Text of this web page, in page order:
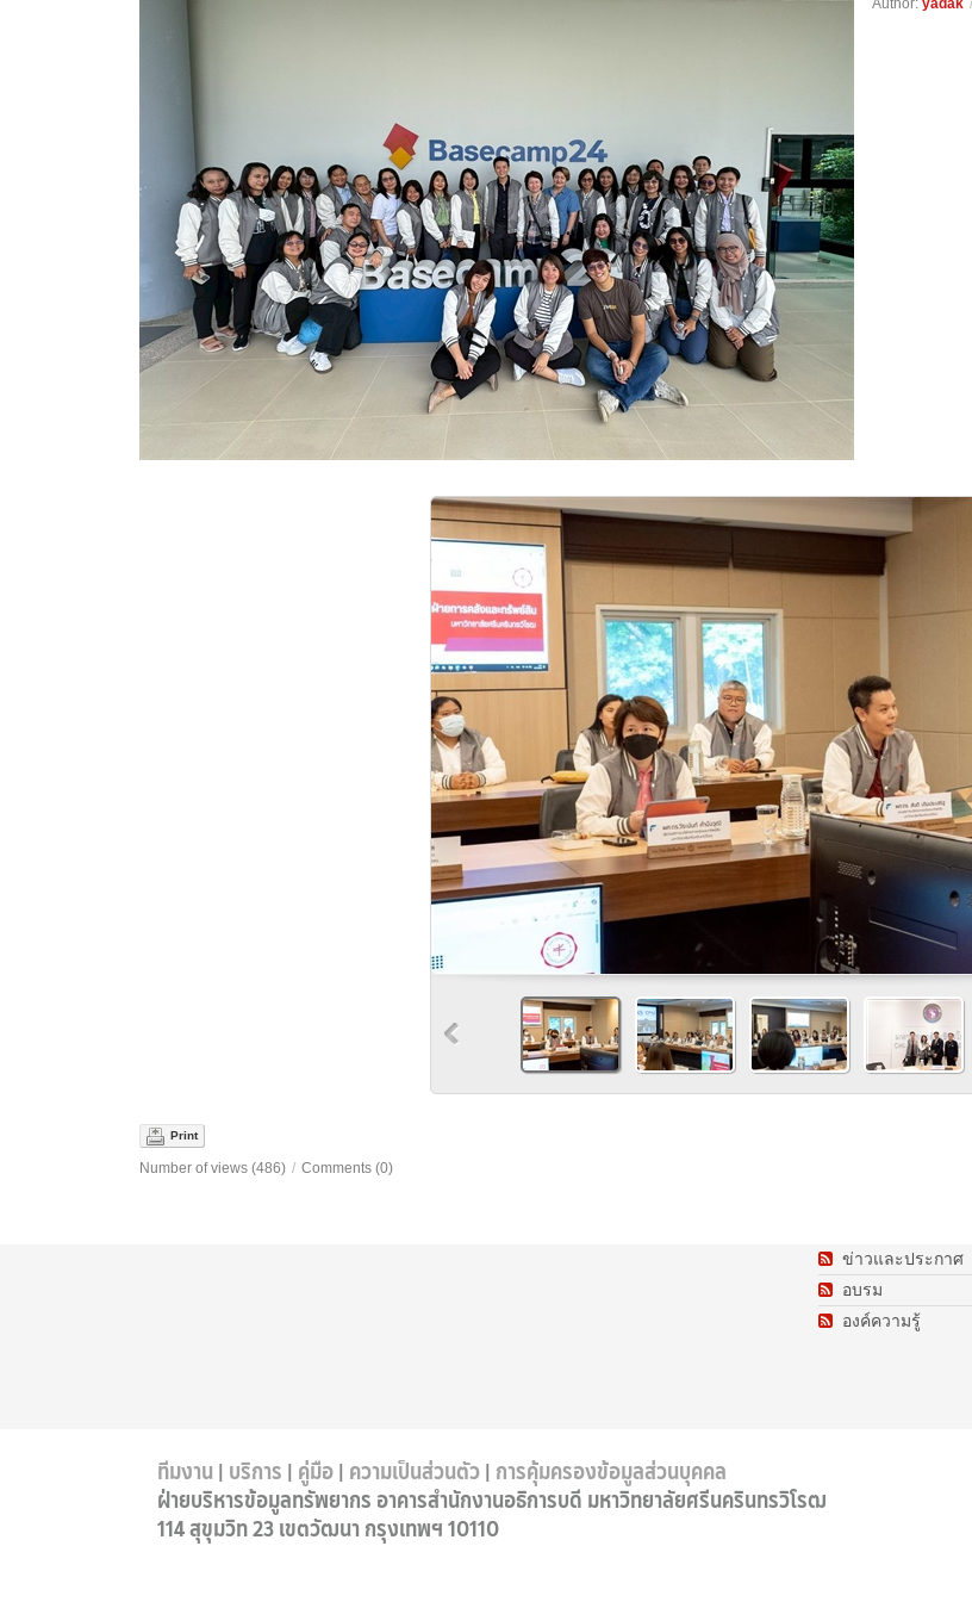
Author: yadak /
Print
Number of views (486) / Comments (0)
ข่าวและประกาศ
อบรม
องค์ความรู้
ทีมงาน| บริการ | คู่มือ| ความเป็นส่วนตัว| การคุ้มครองข้อมูลส่วนบุคคล
ฝ่ายบริหารข้อมูลทรัพยากร อาคารสำนักงานอธิการบดี มหาวิทยาลัยศรีนครินทรวิโรฒ
114 สุขุมวิท 23 เขตวัฒนา กรุงเทพฯ 10110